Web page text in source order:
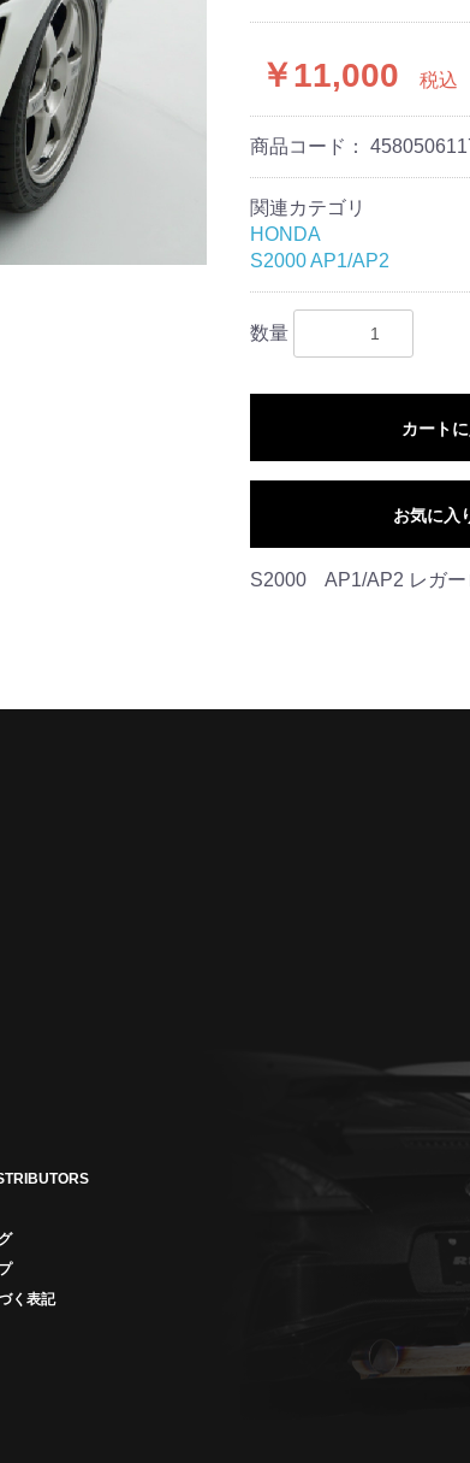
￥11,000 税込
商品コード：
関連カテゴリ
HONDA
S2000 AP1/AP2
数量
カート
お気に入
S2000 AP1/AP2 レガー
く表記